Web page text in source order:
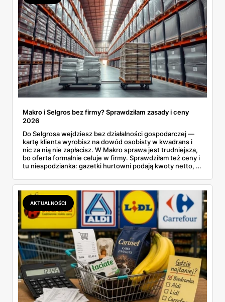
Makro i Selgros bez firmy? Sprawdziłam zasady i ceny
2026
Do Selgrosa wejdziesz bez działalności gospodarczej —
kartę klienta wyrobisz na dowód osobisty w kwadrans i
nic za nią nie zapłacisz. W Makro sprawa jest trudniejsza,
bo oferta formalnie celuje w firmy. Sprawdziłam też ceny i
tu niespodzianka: gazetki hurtowni podają kwoty netto, a
zawsze wygrywa — ta sama kawa ziarnista kosztuje w
Makro ponad dwa razy więcej niż w weekendowej
promocji dyskontu.
AKTUALNOŚCI